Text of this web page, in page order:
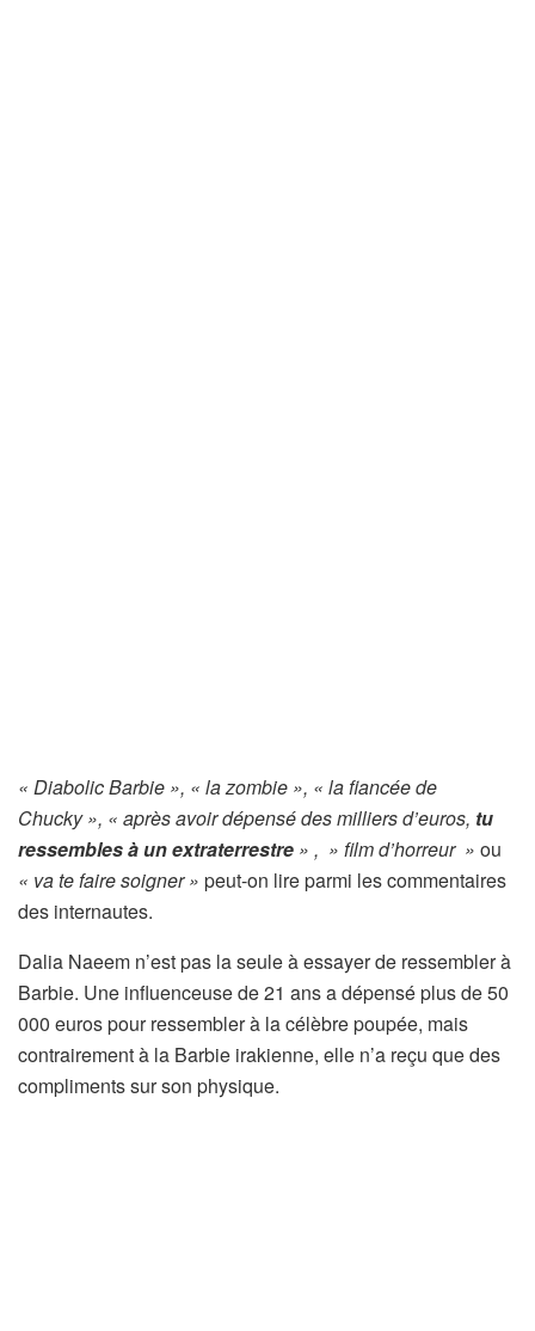
« Diabolic Barbie », « la zombie », « la fiancée de
Chucky », « après avoir dépensé des milliers d’euros, tu
ressembles à un extraterrestre » , » film d’horreur » ou
« va te faire soigner » peut-on lire parmi les commentaires
des internautes.
Dalia Naeem n’est pas la seule à essayer de ressembler à
Barbie. Une influenceuse de 21 ans a dépensé plus de 50
000 euros pour ressembler à la célèbre poupée, mais
contrairement à la Barbie irakienne, elle n’a reçu que des
compliments sur son physique.